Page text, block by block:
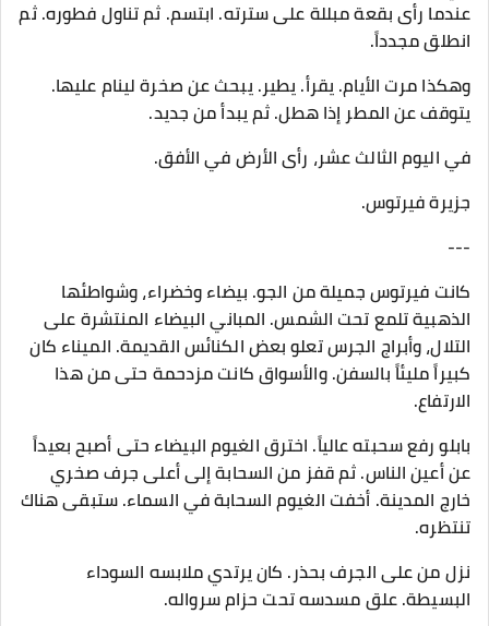
عندما رأى بقعة مبللة على سترته. ابتسم. ثم تناول فطوره. ثم
انطلق مجدداً.
وهكذا مرت الأيام. يقرأ. يطير. يبحث عن صخرة لينام عليها.
يتوقف عن المطر إذا هطل. ثم يبدأ من جديد.
في اليوم الثالث عشر، رأى الأرض في الأفق.
جزيرة فيرتوس.
---
كانت فيرتوس جميلة من الجو. بيضاء وخضراء، وشواطئها
الذهبية تلمع تحت الشمس. المباني البيضاء المنتشرة على
التلال، وأبراج الجرس تعلو بعض الكنائس القديمة. الميناء كان
كبيراً مليئاً بالسفن. والأسواق كانت مزدحمة حتى من هذا
الارتفاع.
بابلو رفع سحبته عالياً. اخترق الغيوم البيضاء حتى أصبح بعيداً
عن أعين الناس. ثم قفز من السحابة إلى أعلى جرف صخري
خارج المدينة. أخفت الغيوم السحابة في السماء. ستبقى هناك
تنتظره.
نزل من على الجرف بحذر. كان يرتدي ملابسه السوداء
البسيطة. علق مسدسه تحت حزام سرواله.